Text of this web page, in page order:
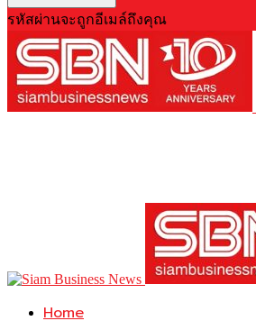
รหัสผ่านจะถูกอีเมล์ถึงคุณ
Home